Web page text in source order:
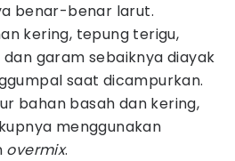
benar-benar larut.
kering, tepung terigu,
dan garam sebaiknya diayak
saat dicampurkan.
bahan basah dan kering,
menggunakan
overmix.